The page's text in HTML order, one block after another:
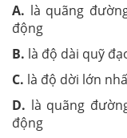
A. là quãng
động
B. là độ dài quỹ
C. là độ dời lớn
D. là quãng
động